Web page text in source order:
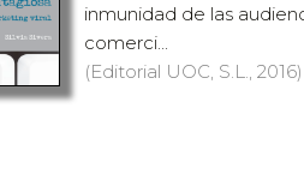
inmunidad de las
comerci...
(Editorial UOC, S.L.,